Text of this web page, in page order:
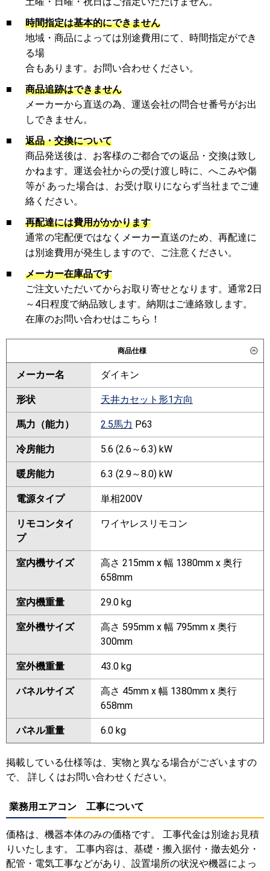
■
時間指定は基本的にできません
地域・商品によっては別途費用にて、時間指定ができ
る場
合もあります。お問い合わせください。
■
商品追跡はできません
メーカーから直送の為、運送会社の問合せ番号がお出
しできません。
■
返品・交換について
商品発送後は、お客様のご都合での返品・交換は致し
かねます。運送会社からの受け渡し時に、へこみや傷
等が あった場合は、お受け取りにならず当社までご連
絡ください。
■
再配達には費用がかかります
通常の宅配便ではなくメーカー直送のため、再配達に
は別途費用が発生しますので、ご注意ください。
■
メーカー在庫品です
ご注文いただいてからお取り寄せとなります。通常2日
～4日程度で納品致します。納期はご連絡致します。
在庫のお問い合わせはこちら！
商品仕様
メーカー名 ダイキン
形状 天井カセット形1方向
馬力（能力） 2.5馬力 P63
冷房能力 5.6 (2.6～6.3) kW
暖房能力 6.3 (2.9～8.0) kW
電源タイプ 単相200V
リモコンタイ
プ
ワイヤレスリモコン
室内機サイズ
高さ 215mm x 幅 1380mm x 奥行
658mm
室内機重量 29.0 kg
室外機サイズ
高さ 595mm x 幅 795mm x 奥行
300mm
室外機重量 43.0 kg
パネルサイズ
高さ 45mm x 幅 1380mm x 奥行
658mm
パネル重量 6.0 kg
掲載している仕様等は、実物と異なる場合がございますの
で、 詳しくはお問い合わせください。
業務用エアコン 工事について
価格は、機器本体のみの価格です。 工事代金は別途お見積
りいたします。 工事内容は、基礎・搬入据付・撤去処分・
配管・電気工事などがあり、設置場所の状況や機器によっ